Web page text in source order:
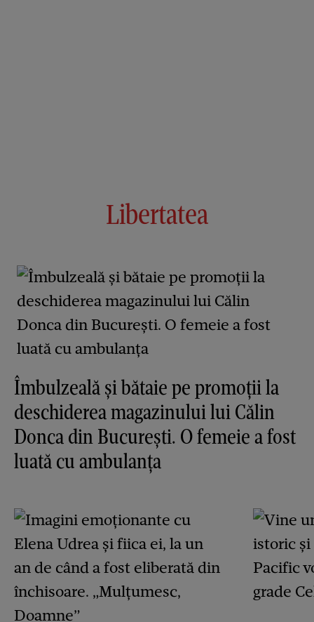
Libertatea
Îmbulzeală și bătaie pe promoții la
deschiderea magazinului lui Călin
Donca din București. O femeie a fost
luată cu ambulanța